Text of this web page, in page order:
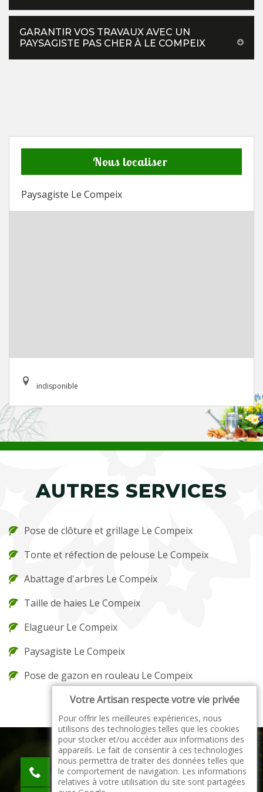
GARANTIR VOS TRAVAUX AVEC UN
PAYSAGISTE PAS CHER À LE COMPEIX
Nous localiser
Paysagiste Le Compeix
indisponible
AUTRES SERVICES
Pose de clôture et grillage Le Compeix
Tonte et réfection de pelouse Le Compeix
Abattage d'arbres Le Compeix
Taille de haies Le Compeix
Elagueur Le Compeix
Paysagiste Le Compeix
Pose de gazon en rouleau Le Compeix
indisponible
indisponible
Votre Artisan respecte votre vie privée
Pour offrir les meilleures expériences, nous
utilisons des technologies telles que les cookies
pour stocker et/ou accéder aux informations des
appareils. Le fait de consentir à ces technologies
nous permettra de traiter des données telles que
le comportement de navigation. Les informations
relatives à votre utilisation du site sont partagées